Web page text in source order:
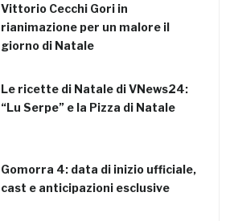
Vittorio Cecchi Gori in
rianimazione per un malore il
giorno di Natale
Le ricette di Natale di VNews24:
“Lu Serpe” e la Pizza di Natale
Gomorra 4: data di inizio ufficiale,
cast e anticipazioni esclusive